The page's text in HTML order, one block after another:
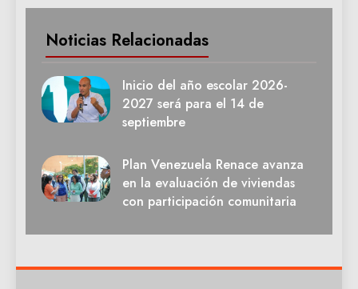
Noticias Relacionadas
Inicio del año escolar 2026-
2027 será para el 14 de
septiembre
Plan Venezuela Renace avanza
en la evaluación de viviendas
con participación comunitaria